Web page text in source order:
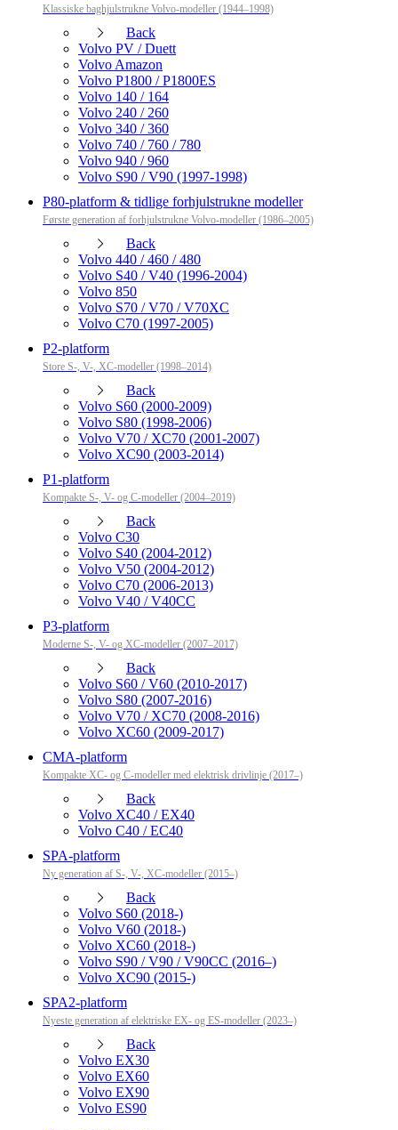
Klassiske baghjulstrukne Volvo-modeller (1944–1998)
Back
Volvo PV / Duett
Volvo Amazon
Volvo P1800 / P1800ES
Volvo 140 / 164
Volvo 240 / 260
Volvo 340 / 360
Volvo 740 / 760 / 780
Volvo 940 / 960
Volvo S90 / V90 (1997-1998)
P80-platform & tidlige forhjulstrukne modeller
Første generation af forhjulstrukne Volvo-modeller (1986–2005)
Back
Volvo 440 / 460 / 480
Volvo S40 / V40 (1996-2004)
Volvo 850
Volvo S70 / V70 / V70XC
Volvo C70 (1997-2005)
P2-platform
Store S-, V-, XC-modeller (1998–2014)
Back
Volvo S60 (2000-2009)
Volvo S80 (1998-2006)
Volvo V70 / XC70 (2001-2007)
Volvo XC90 (2003-2014)
P1-platform
Kompakte S-, V- og C-modeller (2004–2019)
Back
Volvo C30
Volvo S40 (2004-2012)
Volvo V50 (2004-2012)
Volvo C70 (2006-2013)
Volvo V40 / V40CC
P3-platform
Moderne S-, V- og XC-modeller (2007–2017)
Back
Volvo S60 / V60 (2010-2017)
Volvo S80 (2007-2016)
Volvo V70 / XC70 (2008-2016)
Volvo XC60 (2009-2017)
CMA-platform
Kompakte XC- og C-modeller med elektrisk drivlinje (2017–)
Back
Volvo XC40 / EX40
Volvo C40 / EC40
SPA-platform
Ny generation af S-, V-, XC-modeller (2015–)
Back
Volvo S60 (2018-)
Volvo V60 (2018-)
Volvo XC60 (2018-)
Volvo S90 / V90 / V90CC (2016–)
Volvo XC90 (2015-)
SPA2-platform
Nyeste generation af elektriske EX- og ES-modeller (2023–)
Back
Volvo EX30
Volvo EX60
Volvo EX90
Volvo ES90